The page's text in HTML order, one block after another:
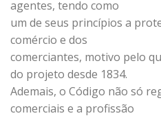
agentes, tendo como
um de seus princípios a
comércio e dos
comerciantes, motivo pelo
do projeto desde 1834.
Ademais, o Código não só
comerciais e a profissão